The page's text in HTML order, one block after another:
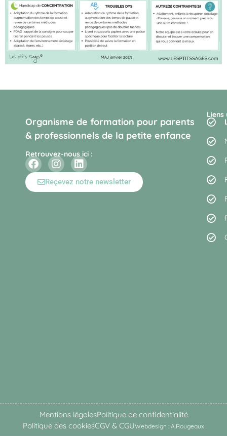
Organisme de formation pour parents
& professionnels de la petite enfance
Retrouvez-nous ici :
Reçevez notre newsletter
Liens
Mentions légalesPolitique de confidentialité
Politique des cookiesCGV & CGUWebdesign : A.Rougeaux